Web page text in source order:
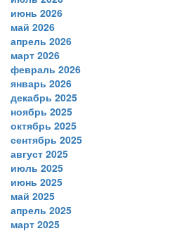
июнь 2026
май 2026
апрель 2026
март 2026
февраль 2026
январь 2026
декабрь 2025
ноябрь 2025
октябрь 2025
сентябрь 2025
август 2025
июль 2025
июнь 2025
май 2025
апрель 2025
март 2025